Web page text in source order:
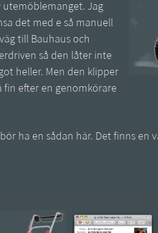
Jag
det med e så manuell
till Bauhaus och
så den låter inte
heller. Men den klipper
efter en genomkörare
ha en sådan här. Det finns en